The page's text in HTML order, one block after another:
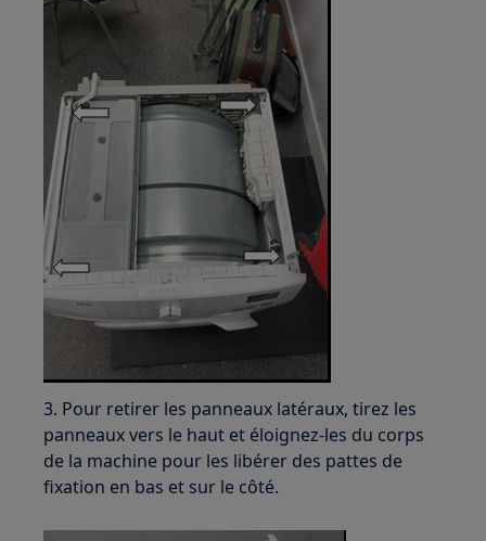
3. Pour retirer les panneaux latéraux, tirez les
panneaux vers le haut et éloignez-les du corps
de la machine pour les libérer des pattes de
fixation en bas et sur le côté.